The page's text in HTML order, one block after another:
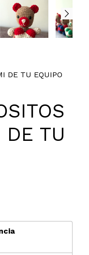
DE TU EQUIPO
DE TU